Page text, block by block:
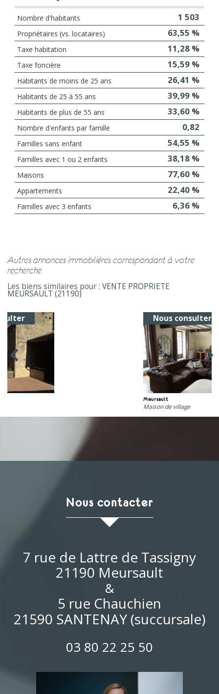
Nombre d'habitants 1 503
Propriétaires (vs. locataires) 63,55 %
Taxe habitation 11,28 %
Taxe foncière 15,59 %
Habitants de moins de 25 ans 26,41 %
Habitants de 25 à 55 ans 39,99 %
Habitants de plus de 55 ans 33,60 %
Nombre d'enfants par famille 0,82
Familles sans enfant 54,55 %
Familles avec 1 ou 2 enfants 38,18 %
Maisons 77,60 %
Appartements 22,40 %
Familles avec 3 enfants 6,36 %
autres annonces immobilières correspondant à votre
recherche
Les biens similaires pour : VENTE PROPRIETE
MEURSAULT (21190)
nous contacter
7 rue de Lattre de Tassigny
21190 Meursault
&
5 rue Chauchien
21590 SANTENAY (succursale)
03 80 22 25 50